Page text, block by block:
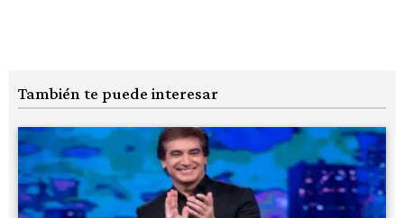
También te puede interesar